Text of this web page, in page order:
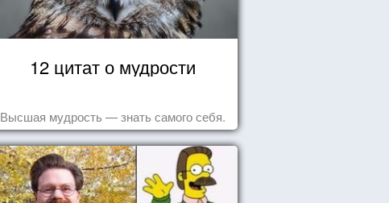
12 цитат о мудрости
Высшая мудрость — знать самого себя.